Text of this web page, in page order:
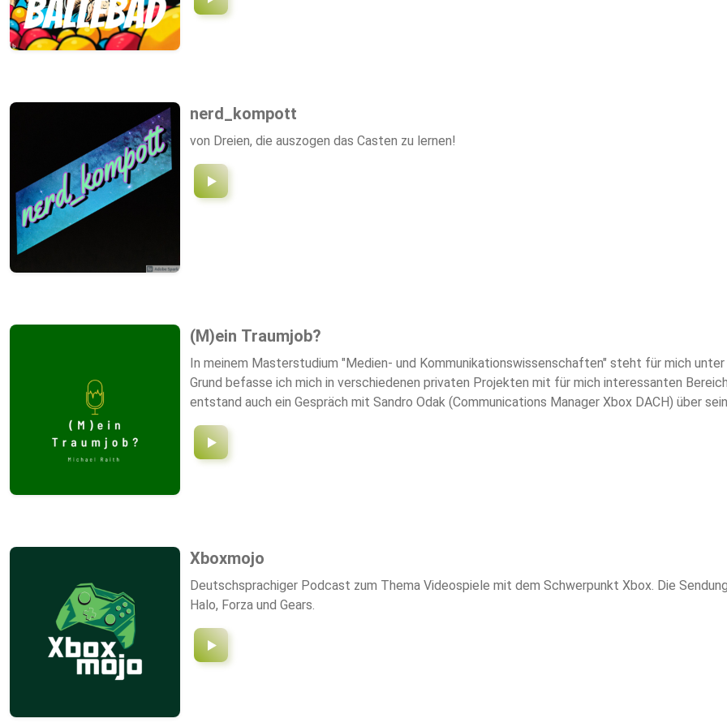
nerd_kompott
von Dreien, die auszogen das Casten zu lernen!
(M)ein Traumjob?
In meinem Masterstudium "Medien- und Kommunikationswissenschaften" steht für mich
Grund befasse ich mich in verschiedenen privaten Projekten mit für mich interessanten
entstand auch ein Gespräch mit Sandro Odak (Communications Manager Xbox DACH) über
internen und externen Kommunikation, das ich euch hier im Rahmen eines möglicherweise in
Xboxmojo
Deutschsprachiger Podcast zum Thema Videospiele mit dem Schwerpunkt Xbox. Die
Halo, Forza und Gears.